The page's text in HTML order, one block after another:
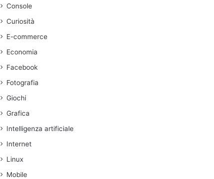
Console
Curiosità
E-commerce
Economia
Facebook
Fotografia
Giochi
Grafica
Intelligenza artificiale
Internet
Linux
Mobile